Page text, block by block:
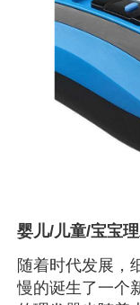
婴儿/儿童/宝宝
随着时代发展，
慢的诞生了一个